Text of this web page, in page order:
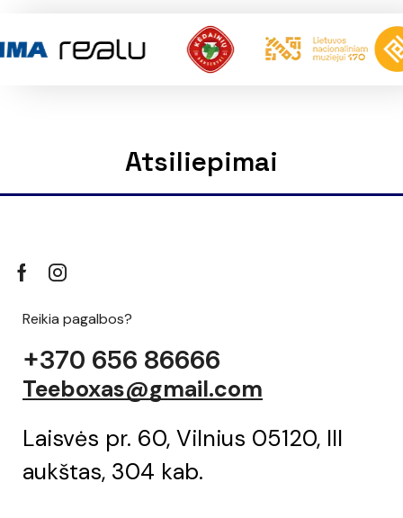
Atsiliepimai
Reikia pagalbos?
+370 656 86666
Teeboxas@gmail.com
Laisvės pr. 60, Vilnius 05120, III
aukštas, 304 kab.